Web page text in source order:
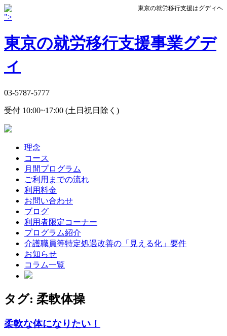
東京の就労移行支援はグディヘ
">
東京の就労移行支援事業グデ
ィ
03-5787-5777
受付 10:00~17:00 (土日祝日除く)
理念
コース
月間プログラム
ご利用までの流れ
利用料金
お問い合わせ
ブログ
利用者限定コーナー
プログラム紹介
介護職員等特定処遇改善の「見える化」要件
お知らせ
コラム一覧
タグ: 柔軟体操
柔軟な体になりたい！